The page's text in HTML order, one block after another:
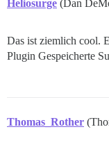
Heliosurge (Dan
Das ist ziemlich cool.
Plugin Gespeicherte
Thomas_Rother